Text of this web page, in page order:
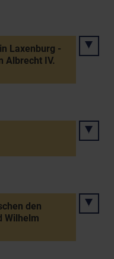
Laxenburg -
Albrecht IV.
den
Wilhelm